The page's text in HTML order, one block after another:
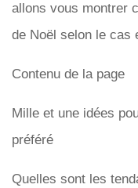
allons vous montrer
de Noël selon le cas
Contenu de la page
Mille et une idées
préféré
Quelles sont les